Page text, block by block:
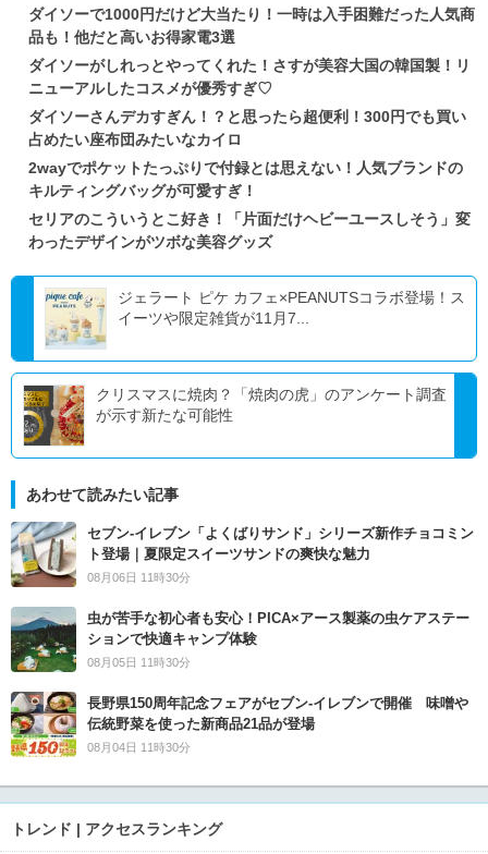
ダイソーで1000円だけど大当たり！一時は入手困難だった人気商
品も！他だと高いお得家電3選
ダイソーがしれっとやってくれた！さすが美容大国の韓国製！リ
ニューアルしたコスメが優秀すぎ♡
ダイソーさんデカすぎん！？と思ったら超便利！300円でも買い
占めたい座布団みたいなカイロ
2wayでポケットたっぷりで付録とは思えない！人気ブランドの
キルティングバッグが可愛すぎ！
セリアのこういうとこ好き！「片面だけヘビーユースしそう」変
わったデザインがツボな美容グッズ
ジェラート ピケ カフェ×PEANUTSコラボ登場！ス
イーツや限定雑貨が11月7...
クリスマスに焼肉？「焼肉の虎」のアンケート調査
が示す新たな可能性
あわせて読みたい記事
セブン‐イレブン「よくばりサンド」シリーズ新作チョコミン
ト登場｜夏限定スイーツサンドの爽快な魅力
08月06日 11時30分
虫が苦手な初心者も安心！PICA×アース製薬の虫ケアステー
ションで快適キャンプ体験
08月05日 11時30分
長野県150周年記念フェアがセブン-イレブンで開催 味噌や
伝統野菜を使った新商品21品が登場
08月04日 11時30分
トレンド | アクセスランキング